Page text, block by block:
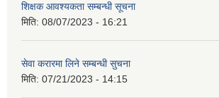
शिक्षक आवश्यकता सम्बन्धी सूचना
मिति: 08/07/2023 - 16:21
सेवा करारमा लिने सम्बन्धी सुचना
मिति: 07/21/2023 - 14:15